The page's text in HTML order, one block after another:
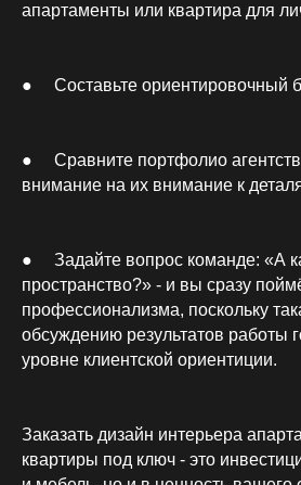
апартаменты или квартира для
● Составьте ориентировочный
● Сравните портфолио агентств
внимание на их внимание к
● Задайте вопрос команде: «А
пространство?» - и вы сразу
профессионализма, поскольку
обсуждению результатов работы
уровне клиентской ориентиции.
Заказать дизайн интерьера
квартиры под ключ - это
г. Санкт-Петербург
г. Москва
Контакты
info@krasnov.design
Социальные сети
youtube
telegram